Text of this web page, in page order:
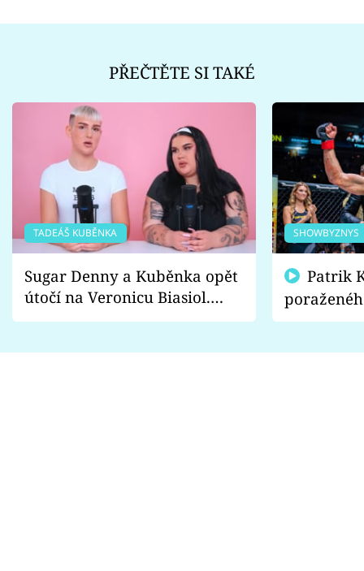
PŘEČTĚTE SI TAKÉ
TADEÁŠ KUBĚNKA
Sugar Denny a Kuběnka opět
útočí na Veronicu Biasiol.
Proč je podle nich falešná a
SHOWBYZNYS
fanoušci